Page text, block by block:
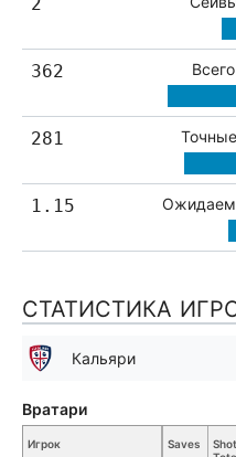
362
281
1.15
СТАТИСТИКА
Кальяри
Игрок Saves
Вратари